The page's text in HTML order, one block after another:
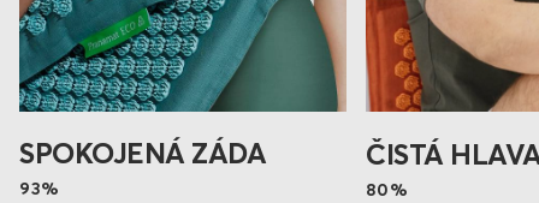
SPOKOJENÁ ZÁDA
93%
ČISTÁ
80%